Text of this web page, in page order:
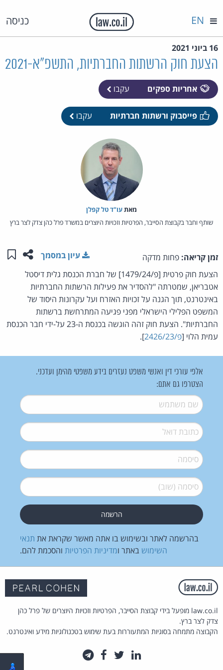
כניסה EN
16 ביוני 2021
הצעת חוק הרשתות החברתיות, התשפ"א-2021
אחריות ספקים עקבו
פייסבוק ורשתות חברתיות עקבו
מאת‏עו"ד טל קפלן
שותף וחבר בקבוצת הסייבר, הפרטיות וזכויות היוצרים במשרד פרל כהן צדק לצר ברץ
זמן קריאה: פחות מדקה שתפו
עיון במסמך
הצעת חוק פרטית [פ/1479/24] של חברת הכנסת גלית דיסטל
אטבריאן, שמטרתה "להסדיר את פעילות הרשתות החברתיות
באינטרנט, תוך הגנה על זכויות האזרח ועל עקרונות היסוד של
המשפט הפלילי הישראלי מפני פגיעה המתרחשת ברשתות
החברתיות". הצעת חוק זהה הוגשה בכנסת ה-23 על-ידי חבר הכנסת
עמית הלוי [פ/2426/23 ].
אלפי עורכי דין ואנשי משפט נעזרים בידע משפטי מהימן ועדכני.
הצטרפו גם אתם:
שם משתמש*
דואל*
סיסמה*
סיסמה (שוב)*
בהרשמה לאתר ובשימוש בו אתה מאשר שקראת את תנאי
השימוש באתר ומדיניות הפרטיות והסכמת להם.
law.co.il מופעל בידי קבוצת הסייבר, הפרטיות וזכויות היוצרים של פרל כהן
צדק לצר ברץ.
הקבוצה מתמחה בסוגיות המתעוררות בעת שימוש בטכנולוגיות מידע ואינטרנט.
לינקדאין
טוויטרפייסבוק